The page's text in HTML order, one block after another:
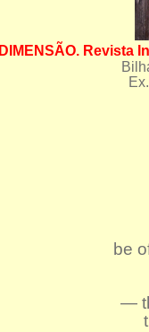
DIMENSÃO. Revista
be
—